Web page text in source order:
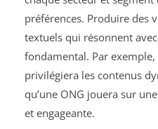
préférences. Produire des
textuels qui résonnent
fondamental. Par
privilégiera les contenus
qu’une ONG jouera sur
et engageante.